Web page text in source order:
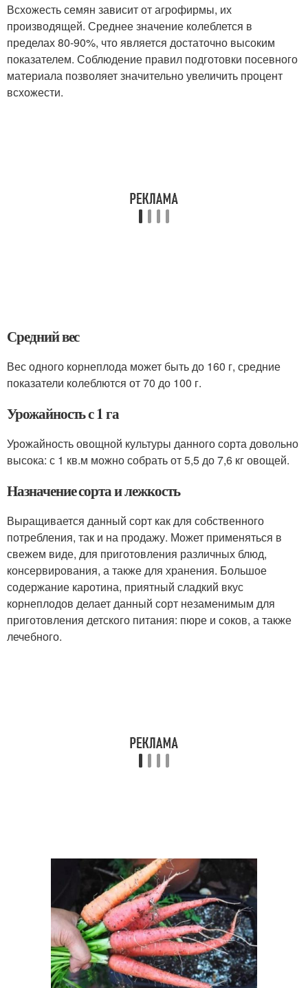
Всхожесть семян зависит от агрофирмы, их
производящей. Среднее значение колеблется в
пределах 80-90%, что является достаточно высоким
показателем. Соблюдение правил подготовки посевного
материала позволяет значительно увеличить процент
всхожести.
Средний вес
Вес одного корнеплода может быть до 160 г, средние
показатели колеблются от 70 до 100 г.
Урожайность с 1 га
Урожайность овощной культуры данного сорта довольно
высока: с 1 кв.м можно собрать от 5,5 до 7,6 кг овощей.
Назначение сорта и лежкость
Выращивается данный сорт как для собственного
потребления, так и на продажу. Может применяться в
свежем виде, для приготовления различных блюд,
консервирования, а также для хранения. Большое
содержание каротина, приятный сладкий вкус
корнеплодов делает данный сорт незаменимым для
приготовления детского питания: пюре и соков, а также
лечебного.